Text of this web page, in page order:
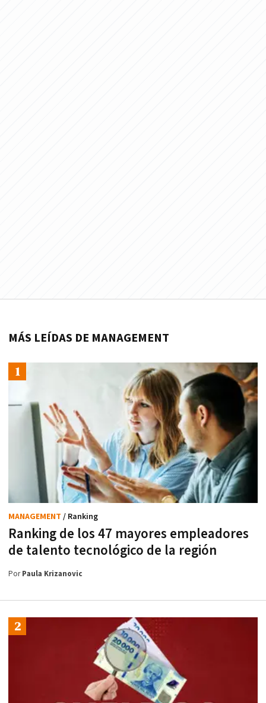
MÁS LEÍDAS DE MANAGEMENT
Ranking de los 47 mayores empleadores
de talento tecnológico de la región
MANAGEMENT / Ranking
PorPaula Krizanovic